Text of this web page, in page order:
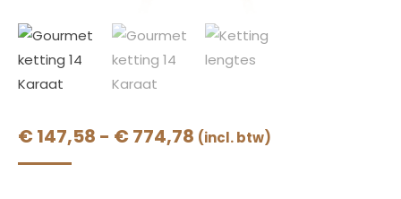
€ 147,58 - € 774,78 Prijsklasse:
(incl. btw)